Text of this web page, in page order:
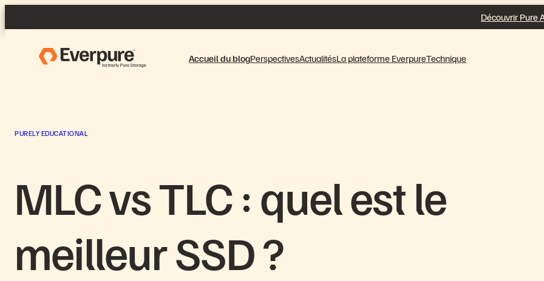
au
Découvrir Pure
Accueil du blogPerspectivesActualitésLa plateforme EverpureTechnique
PURELY EDUCATIONAL
MLC vs TLC : quel est le
meilleur SSD ?